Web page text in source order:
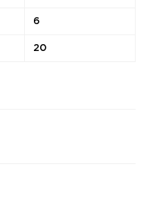
6
20